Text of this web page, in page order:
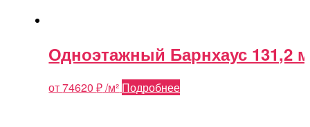
Одноэтажный Барнхаус 131,2
от74620₽/м² Подробнее